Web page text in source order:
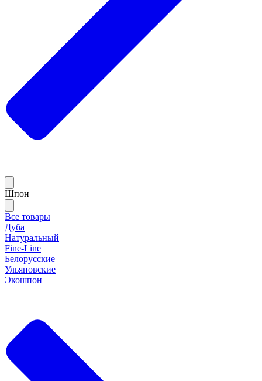
Шпон
Все товары
Дуба
Натуральный
Fine-Line
Белорусские
Ульяновские
Экошпон